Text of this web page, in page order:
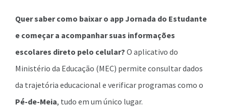
Quer saber como baixar o app Jornada do Estudante
e começar a acompanhar suas informações
escolares direto pelo celular? O aplicativo do
Ministério da Educação (MEC) permite consultar dados
da trajetória educacional e verificar programas como o
Pé-de-Meia, tudo em um único lugar.